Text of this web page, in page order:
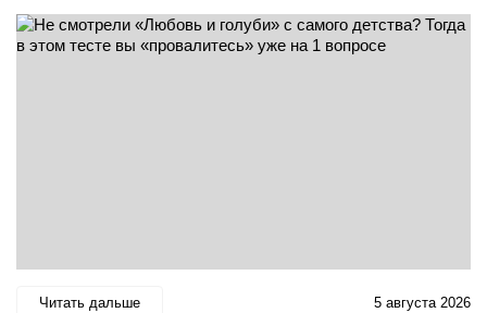
Читать дальше 5 августа 2026